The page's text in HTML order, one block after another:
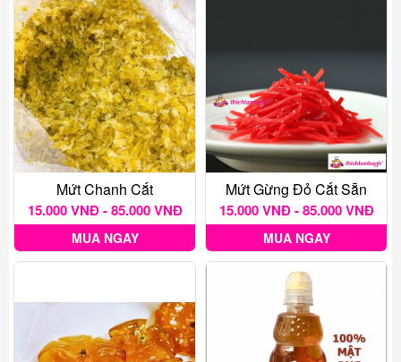
Mứt Chanh Cắt
15.000 VNĐ - 85.000 VNĐ
MUA NGAY
Mứt Gừng Đỏ Cắt Sẵn
15.000 VNĐ - 85.000 VNĐ
MUA NGAY